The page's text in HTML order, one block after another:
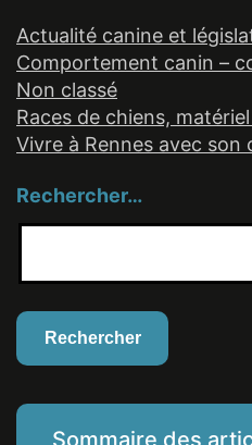
Actualité canine et
Comportement canin –
Non classé
Races de chiens,
Vivre à Rennes avec son
Rechercher…